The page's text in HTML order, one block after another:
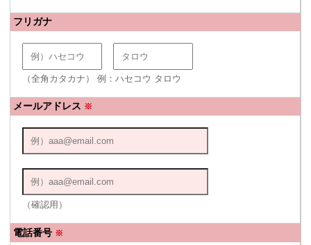
フリガナ
（全角カタカナ） 例：ハセコウ タロウ
メールアドレス ※
（確認用）
電話番号 ※